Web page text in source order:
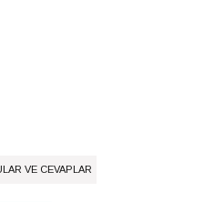
VE CEVAPLAR